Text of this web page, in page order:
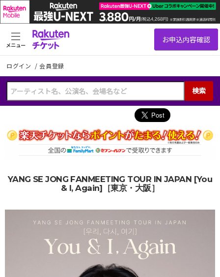
ログイン /会員登録
検索
メニュー
YANG SE JONG FANMEETING TOUR IN JAPAN [You
& I, Again]［東京・大阪］